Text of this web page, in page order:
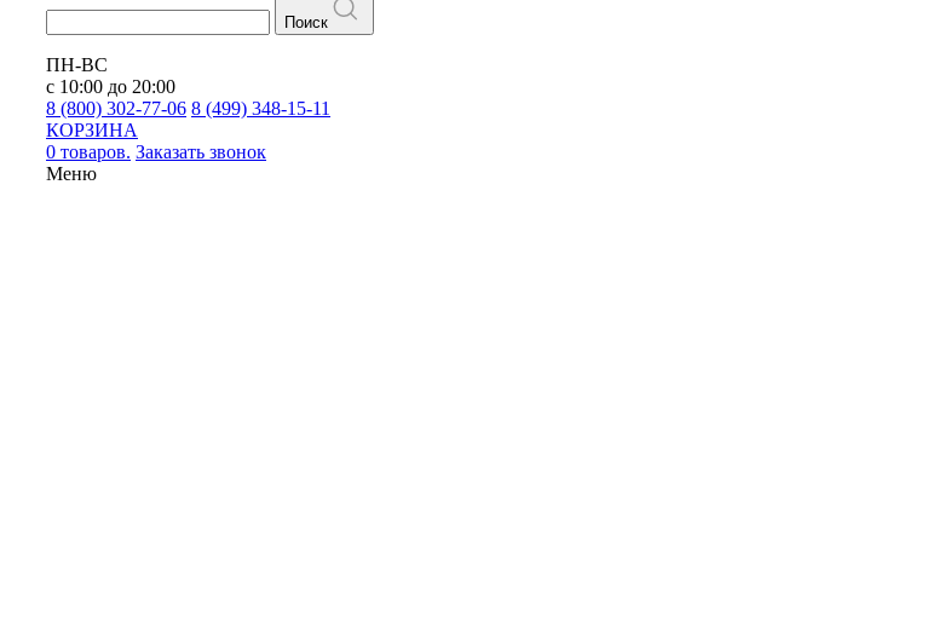
Поиск
ПН-ВС
с 10:00 до 20:00
8 (800) 302-77-06 8 (499) 348-15-11
КОРЗИНА
0 товаров. Заказать звонок
Меню